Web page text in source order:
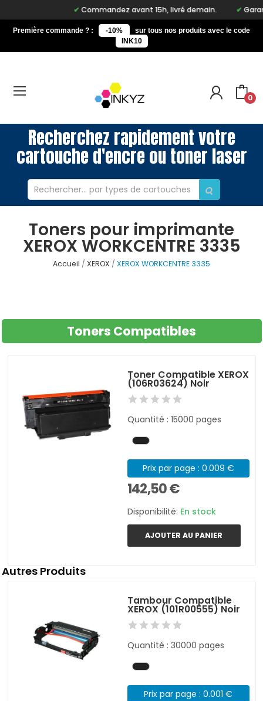
Commandez avant 15h, livré demain.
Première commande ? : -10%
sur tous nos produits avec le code
INK10
0
Recherchez rapidement votre
cartouche d'encre ou toner laser
Toners pour imprimante
XEROX WORKCENTRE 3335
Accueil XEROX XEROX WORKCENTRE 3335
Toners Compatibles
Toner Compatible XEROX
(106R03624) Noir
Quantité : 15000 pages
Prix par page : 0.009 €
142,50 €
Disponibilité: En stock
AJOUTER AU PANIER
Autres Produits
Tambour Compatible
XEROX (101R00555) Noir
Quantité : 30000 pages
Prix par page : 0.001 €